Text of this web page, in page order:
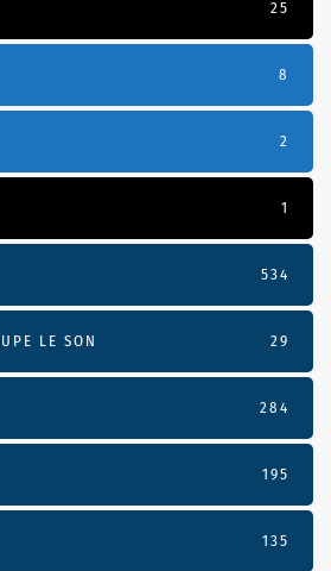
25
8
2
1
534
LE SON 29
284
195
135